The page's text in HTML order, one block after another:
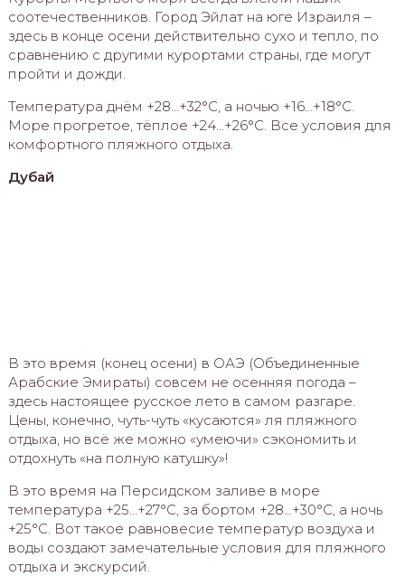
соотечественников. Город Эйлат на юге Израиля –
здесь в конце осени действительно сухо и тепло, по
сравнению с другими курортами страны, где могут
пройти и дожди.
Температура днём +28…+32°C, а ночью +16…+18°C.
Море прогретое, тёплое +24…+26°C. Все условия для
комфортного пляжного отдыха.
Дубай
В это время (конец осени) в ОАЭ (Объединенные
Арабские Эмираты) совсем не осенняя погода –
здесь настоящее русское лето в самом разгаре.
Цены, конечно, чуть-чуть «кусаются» ля пляжного
отдыха, но всё же можно «умеючи» сэкономить и
отдохнуть «на полную катушку»!
В это время на Персидском заливе в море
температура +25…+27°C, за бортом +28…+30°C, а ночь
+25°C. Вот такое равновесие температур воздуха и
воды создают замечательные условия для пляжного
отдыха и экскурсий.